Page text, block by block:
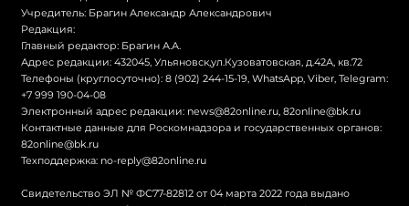
Учредитель: Брагин Александр Александрович
Редакция:
Главный редактор: Брагин А.А.
Адрес редакции: 432045, Ульяновск,ул.Кузоватовская, д.42А, кв.72
Телефоны (круглосуточно): 8 (902) 244-15-19, WhatsApp, Viber, Telegram:
+7 999 190-04-08
Электронный адрес редакции: news@82online.ru 82online@bk.ru
Контактные данные для Роскомнадзора и государственных органов:
82online@bk.ru
Техподдержка: no-reply@82online.ru
Свидетельство ЭЛ № ФС77-82812 от 04 марта 2022 года выдано